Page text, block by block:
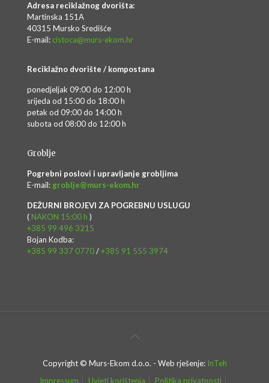
Adresa reciklažnog dvorišta:
Martinska 151A
40315 Mursko Središće
E-mail: cistoca@murs-ekom.hr
Reciklažno dvorište / kompostana
ponedjeljak 09:00 do 12:00 h
srijeda od 15:00 do 18:00 h
petak od 09:00 do 14:00 h
subota od 08:00 do 12:00 h
Groblje
Pogrebni poslovi i upravljanje grobljima
E-mail: groblje@murs-ekom.hr
DEŽURNI BROJEVI ZA POGREBNU USLUGU
( NAKON 15:00 h )
+385 99 496 3215
Bojan Kodba:
+385 99 337 0770/+385 91 555 3974
Copyright © Murs-Ekom d.o.o. - Web rješenje: InTeh
Impressum
Uvjeti korištenja Politika privatnosti